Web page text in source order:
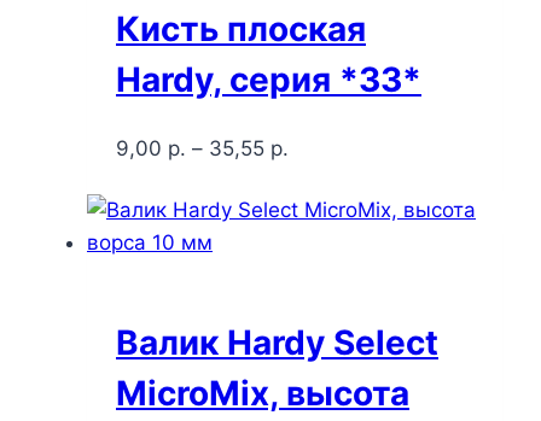
Кисть плоская
Hardy, серия *33*
9,00 р. – 35,55 р.
Валик Hardy Select
MicroMix, высота